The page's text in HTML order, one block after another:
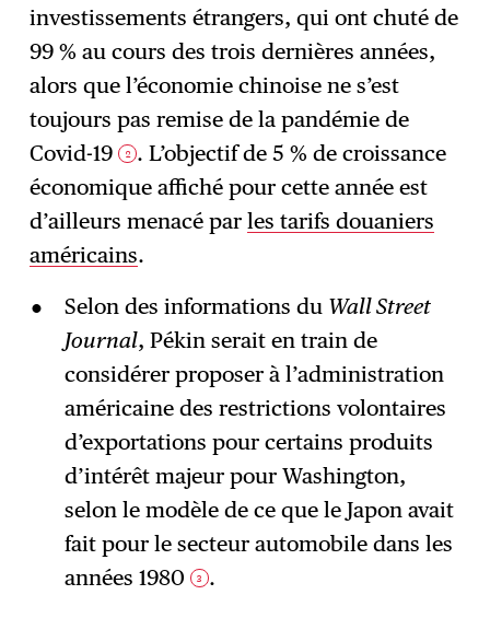
investissements étrangers, qui ont chuté de
99 % au cours des trois dernières années,
alors que l’économie chinoise ne s’est
toujours pas remise de la pandémie de
Covid-19 2 . L’objectif de 5 % de croissance
économique affiché pour cette année est
d’ailleurs menacé parles tarifs douaniers
américains.
Selon des informations du Wall Street
Journal, Pékin serait en train de
considérer proposer à l’administration
américaine des restrictions volontaires
d’exportations pour certains produits
d’intérêt majeur pour Washington,
selon le modèle de ce que le Japon avait
fait pour le secteur automobile dans les
années 1980
3 .